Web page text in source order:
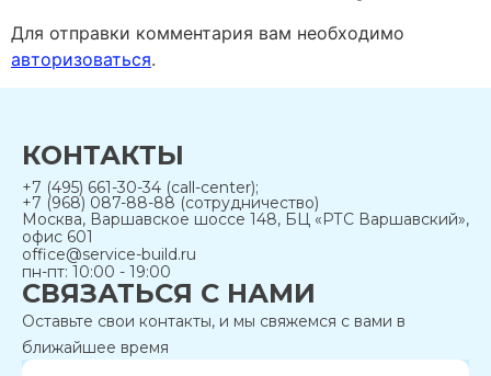
Для отправки комментария вам необходимо
авторизоваться.
КОНТАКТЫ
+7 (495) 661-30-34 (call-center);
+7 (968) 087-88-88 (сотрудничество)
Москва, Варшавское шоссе 148, БЦ «РТС Варшавский»,
офис 601
office@service-build.ru
пн-пт: 10:00 - 19:00
СВЯЗАТЬСЯ С НАМИ
Оставьте свои контакты, и мы свяжемся с вами в
ближайшее время